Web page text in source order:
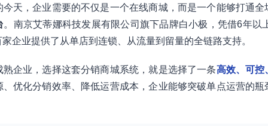
天，企业需要的不仅是一个在线商城，而是一个能够打通
。南京艾蒂娜科技发展有限公司旗下品牌白小极，凭借6年以
企业提供了从单店到连锁、从流量到留量的全链路支持。
企业，选择这套分销商城系统，就是选择了一条高效、可控
优化分销效率、降低运营成本，企业能够突破单点运营的